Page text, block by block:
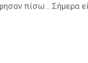
πίσω… Σήμερα